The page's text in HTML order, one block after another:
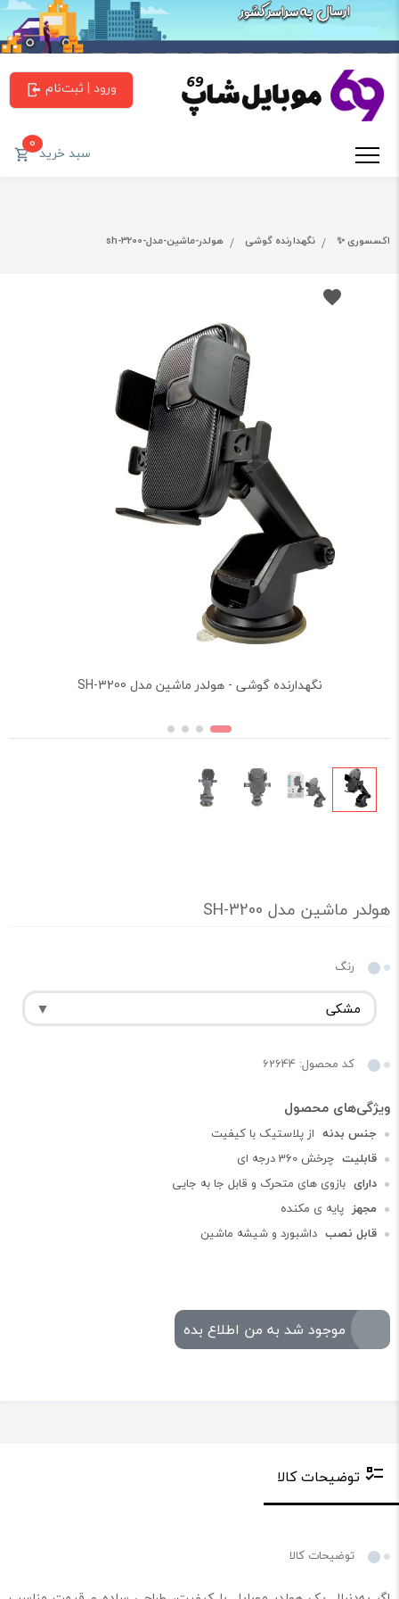
ورود | ثبت‌نام
سبد خرید0
اکسسوری ✨ نگهدارنده گوشی هولدر-ماشین-مدل-sh-3200
نگهدارنده گوشی - هولدر ماشین مدل SH-3200
هولدر ماشین مدل SH-3200
رنگ
کد محصول: 62644
جنس بدنه از پلاستیک با کیفیت
قابلیت چرخش 360 درجه ای
دارای بازوی های متحرک و قابل جا به جایی
مجهز پایه ی مکنده
قابل نصب داشبورد و شیشه ماشین
موجود شد به من اطلاع بده
توضیحات کالا
توضیحات کالا